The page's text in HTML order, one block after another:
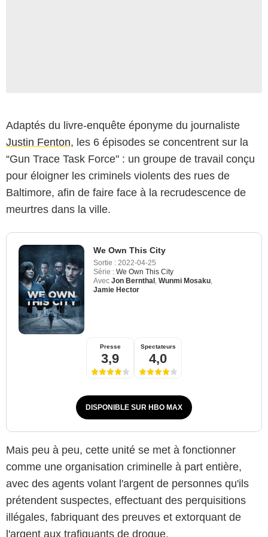
Adaptés du livre-enquête éponyme du journaliste
Justin Fenton, les 6 épisodes se concentrent sur la
“Gun Trace Task Force" : un groupe de travail conçu
pour éloigner les criminels violents des rues de
Baltimore, afin de faire face à la recrudescence de
meurtres dans la ville.
We Own This City
Sortie : 2022-04-25
Série : We Own This City
Avec Jon Bernthal Wunmi Mosaku
Jamie Hector
Presse
3,9
Spectateurs
4,0
DISPONIBLE SUR HBO MAX
Mais peu à peu, cette unité se met à fonctionner
comme une organisation criminelle à part entière,
avec des agents volant l'argent de personnes qu'ils
prétendent suspectes, effectuant des perquisitions
illégales, fabriquant des preuves et extorquant de
l'argent aux trafiquants de drogue.